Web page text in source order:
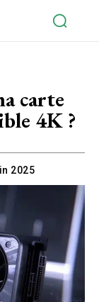
carte
4K ?
2025